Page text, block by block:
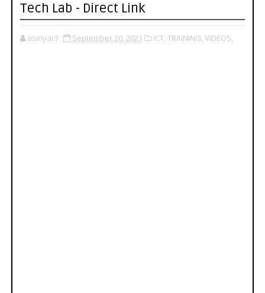
Tech Lab - Direct Link
asiriyar3 September 20, 2021 ICT, TRAINING, VIDEOS,